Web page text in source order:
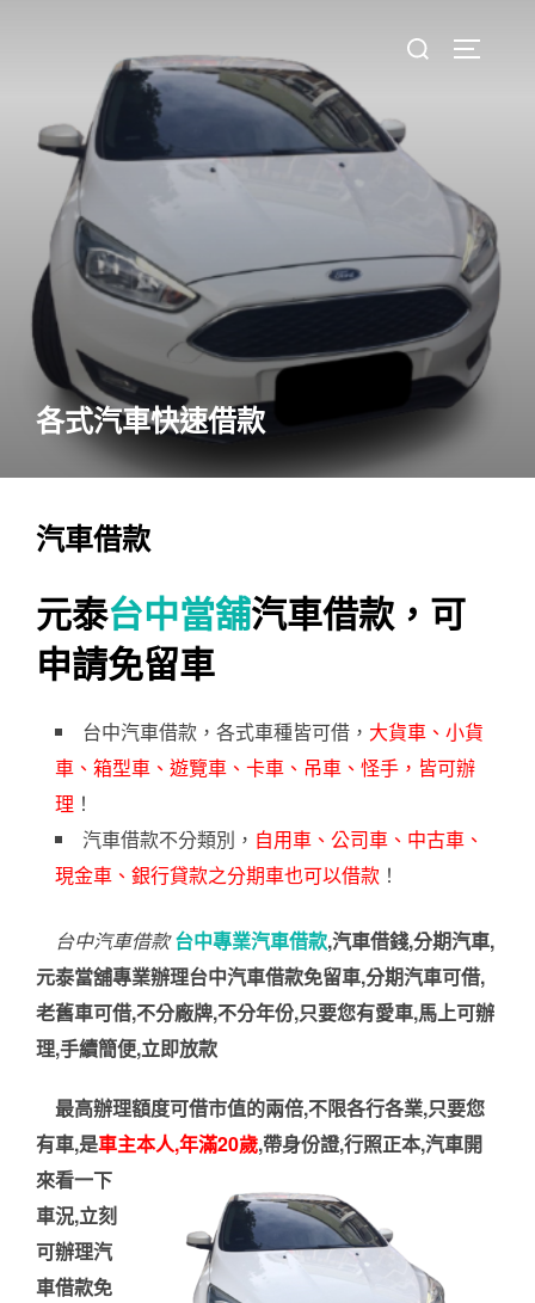
Search
各式汽車快速借款
汽車借款
元泰台中當舖汽車借款，可
申請免留車
台中汽車借款，各式車種皆可借， 大貨車、小貨
車、箱型車、遊覽車、卡車、吊車、怪手，皆可辦
理 ！
汽車借款不分類別， 自用車、公司車、中古車、
現金車、銀行貸款之分期車也可以借款 ！
台中汽車借款 台中專業汽車借款,汽車借錢,分期汽車,
元泰當舖專業辦理台中汽車借款免留車,分期汽車可借,
老舊車可借,不分廠牌,不分年份,只要您有愛車,馬上可辦
理,手續簡便,立即放款
最高辦理額度可借市值的兩倍,不限各行各業,只要您
有車,是車主本人,年滿20歲,帶身份證,行照正本,汽車開
來看一下
車況,立刻
可辦理汽
車借款免